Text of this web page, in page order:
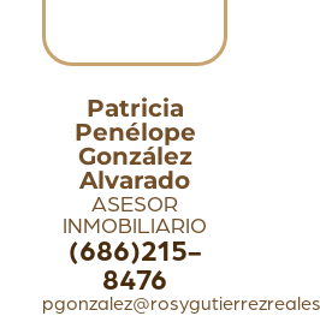
Patricia
Penélope
González
Alvarado
ASESOR
INMOBILIARIO
(686)215-
8476